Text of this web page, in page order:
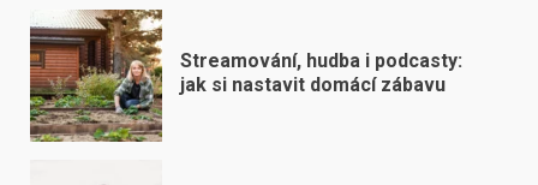
Streamování, hudba i podcasty:
jak si nastavit domácí zábavu